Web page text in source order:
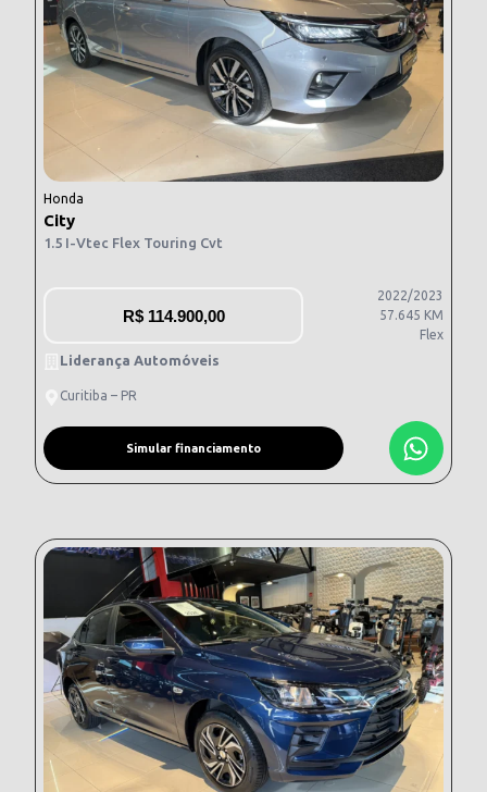
Honda
City
1.5 I-Vtec Flex Touring Cvt
R$114.900,00
2022/2023
57.645 KM
Flex
Liderança Automóveis
Curitiba – PR
Simular financiamento